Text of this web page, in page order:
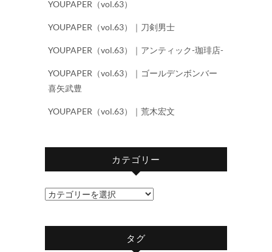
YOUPAPER（vol.63）
YOUPAPER（vol.63）｜刀剣男士
YOUPAPER（vol.63）｜アンティック-珈琲店-
YOUPAPER（vol.63）｜ゴールデンボンバー
喜矢武豊
YOUPAPER（vol.63）｜荒木宏文
カテゴリー
カ
ゴ
タグ